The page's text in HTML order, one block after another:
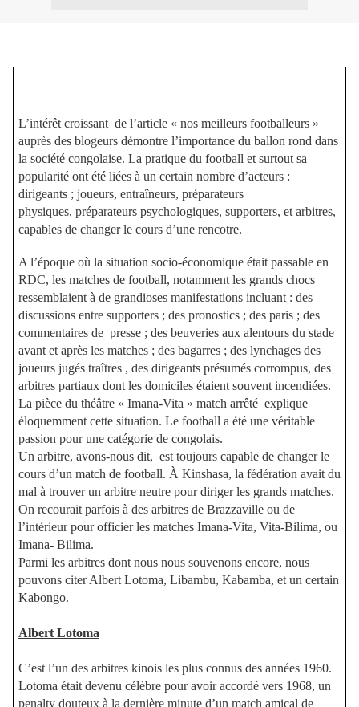
L’intérêt croissant de l’article « nos meilleurs footballeurs »
auprès des blogeurs démontre l’importance du ballon rond dans
la société congolaise. La pratique du football et surtout sa
popularité ont été liées à un certain nombre d’acteurs :
dirigeants ; joueurs, entraîneurs, préparateurs
physiques, préparateurs psychologiques, supporters, et arbitres,
capables de changer le cours d’une rencotre.
A l’époque où la situation socio-économique était passable en
RDC, les matches de football, notamment les grands chocs
ressemblaient à de grandioses manifestations incluant : des
discussions entre supporters ; des pronostics ; des paris ; des
commentaires de presse ; des beuveries aux alentours du stade
avant et après les matches ; des bagarres ; des lynchages des
joueurs jugés traîtres , des dirigeants présumés corrompus, des
arbitres partiaux dont les domiciles étaient souvent incendiées.
La pièce du théâtre « Imana-Vita » match arrêté explique
éloquemment cette situation. Le football a été une véritable
passion pour une catégorie de congolais.
Un arbitre, avons-nous dit, est toujours capable de changer le
cours d’un match de football. À Kinshasa, la fédération avait du
mal à trouver un arbitre neutre pour diriger les grands matches.
On recourait parfois à des arbitres de Brazzaville ou de
l’intérieur pour officier les matches Imana-Vita, Vita-Bilima, ou
Imana- Bilima.
Parmi les arbitres dont nous nous souvenons encore, nous
pouvons citer Albert Lotoma, Libambu, Kabamba, et un certain
Kabongo.
Albert Lotoma
C’est l’un des arbitres kinois les plus connus des années 1960.
Lotoma était devenu célèbre pour avoir accordé vers 1968, un
penalty douteux à la dernière minute d’un match amical de